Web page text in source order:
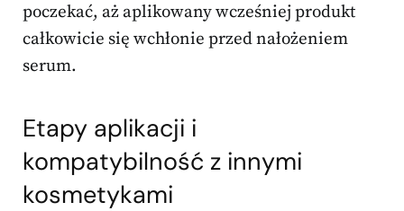
poczekać, aż aplikowany wcześniej produkt
całkowicie się wchłonie przed nałożeniem
serum.
Etapy aplikacji i
kompatybilność z innymi
kosmetykami